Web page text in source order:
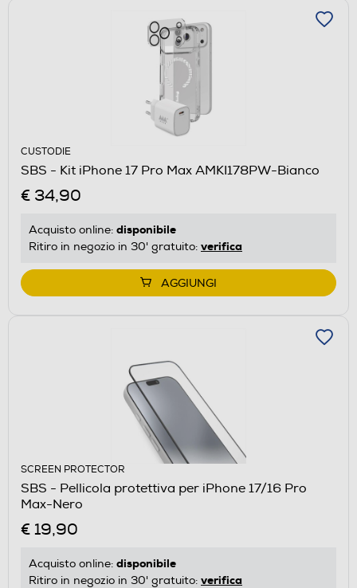
CUSTODIE
SBS - Kit iPhone 17 Pro Max AMKI178PW-Bianco
€ 34,90
Acquisto online: disponibile
Ritiro in negozio in 30' gratuito: verifica
AGGIUNGI
SCREEN PROTECTOR
SBS - Pellicola protettiva per iPhone 17/16 Pro
Max-Nero
€ 19,90
Acquisto online: disponibile
Ritiro in negozio in 30' gratuito: verifica